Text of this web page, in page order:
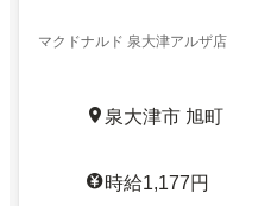
マクドナルド 泉大津アルザ店
泉大津市 旭町
時給1,177円